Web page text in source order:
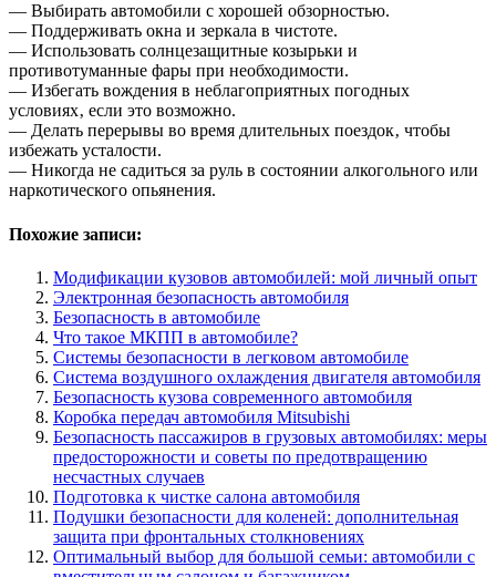
— Выбирать автомобили с хорошей обзорностью.
— Поддерживать окна и зеркала в чистоте.
— Использовать солнцезащитные козырьки и
противотуманные фары при необходимости.
— Избегать вождения в неблагоприятных погодных
условиях‚ если это возможно.
— Делать перерывы во время длительных поездок‚ чтобы
избежать усталости.
— Никогда не садиться за руль в состоянии алкогольного или
наркотического опьянения.
Похожие записи:
Модификации кузовов автомобилей: мой личный опыт
Электронная безопасность автомобиля
Безопасность в автомобиле
Что такое МКПП в автомобиле?
Системы безопасности в легковом автомобиле
Система воздушного охлаждения двигателя автомобиля
Безопасность кузова современного автомобиля
Коробка передач автомобиля Mitsubishi
Безопасность пассажиров в грузовых автомобилях: меры
предосторожности и советы по предотвращению
несчастных случаев
Подготовка к чистке салона автомобиля
Подушки безопасности для коленей: дополнительная
защита при фронтальных столкновениях
Оптимальный выбор для большой семьи: автомобили с